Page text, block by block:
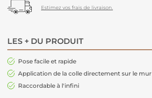
Estimez vos frais de livraison.
LES + DU PRODUIT
Pose facile et rapide
Application de la colle directement sur le mur
Raccordable à l'infini